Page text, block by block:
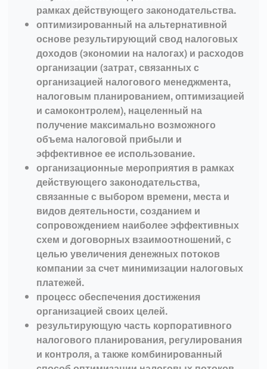
рамках действующего законодательства.
оптимизированный на альтернативной
основе результирующий свод налоговых
доходов (экономии на налогах) и расходов
организации (затрат, связанных с
организацией налогового менеджмента,
налоговым планированием, оптимизацией
и самоконтролем), нацеленный на
получение максимально возможного
объема налоговой прибыли и
эффективное ее использование.
организационные мероприятия в рамках
действующего законодательства,
связанные с выбором времени, места и
видов деятельности, созданием и
сопровождением наиболее эффективных
схем и договорных взаимоотношений, с
целью увеличения денежных потоков
компании за счет минимизации налоговых
платежей.
процесс обеспечения достижения
организацией своих целей.
результирующую часть корпоративного
налогового планирования, регулирования
и контроля, а также комбинированный